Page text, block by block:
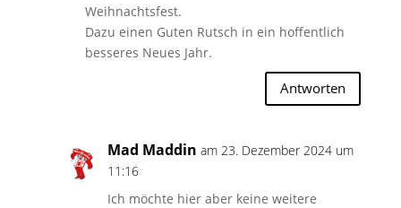
Weihnachtsfest.
Dazu einen Guten Rutsch in ein hoffentlich
besseres Neues Jahr.
Antworten
Mad Maddin am 23. Dezember 2024 um
11:16
Ich möchte hier aber keine weitere